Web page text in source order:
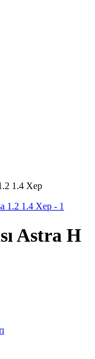
1.4 Xep
Astra H